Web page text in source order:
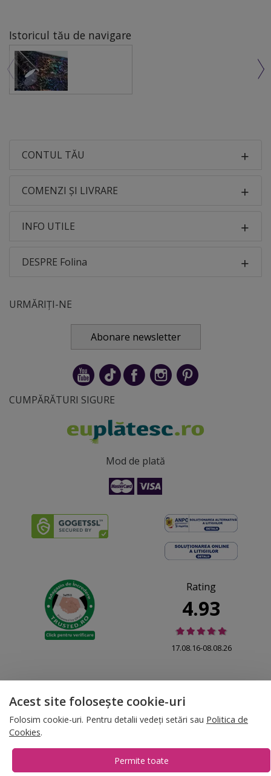
Istoricul tău de navigare
CONTUL TĂU
COMENZI ȘI LIVRARE
INFO UTILE
DESPRE Folina
URMĂRIȚI-NE
Abonare newsletter
CUMPĂRĂTURI SIGURE
Mod de plată
Rating
4.93
17.08.16-08.08.26
© 2026 Folina.ro | All Rights Reserved. Folina.ro |Designed by Artvertising
•
T:+4 0754.069.667
Acest site folosește cookie-uri
Folosim cookie-uri. Pentru detalii vedeți setări sau Politica de
Cookies.
Permite toate